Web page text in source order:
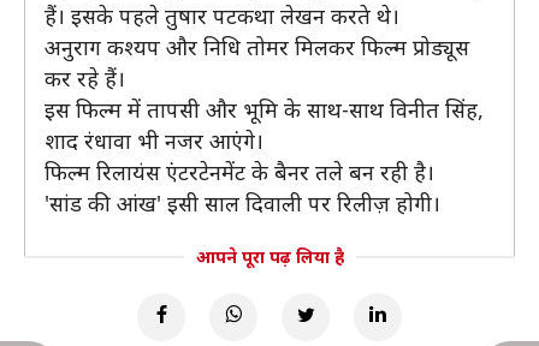
हैं। इसके पहले तुषार पटकथा लेखन करते थे।
अनुराग कश्यप और निधि तोमर मिलकर फिल्म प्रोड्यूस
कर रहे हैं।
इस फिल्म में तापसी और भूमि के साथ-साथ विनीत सिंह,
शाद रंधावा भी नजर आएंगे।
फिल्म रिलायंस एंटरटेनमेंट के बैनर तले बन रही है।
'सांड की आंख' इसी साल दिवाली पर रिलीज़ होगी।
आपने पूरा पढ़ लिया है